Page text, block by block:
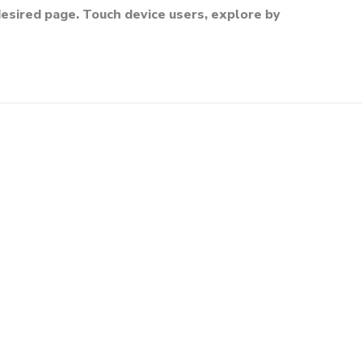
page. Touch device users, explore by